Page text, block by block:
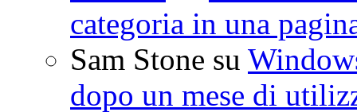
categoria in una
Sam Stone su
dopo un mese di